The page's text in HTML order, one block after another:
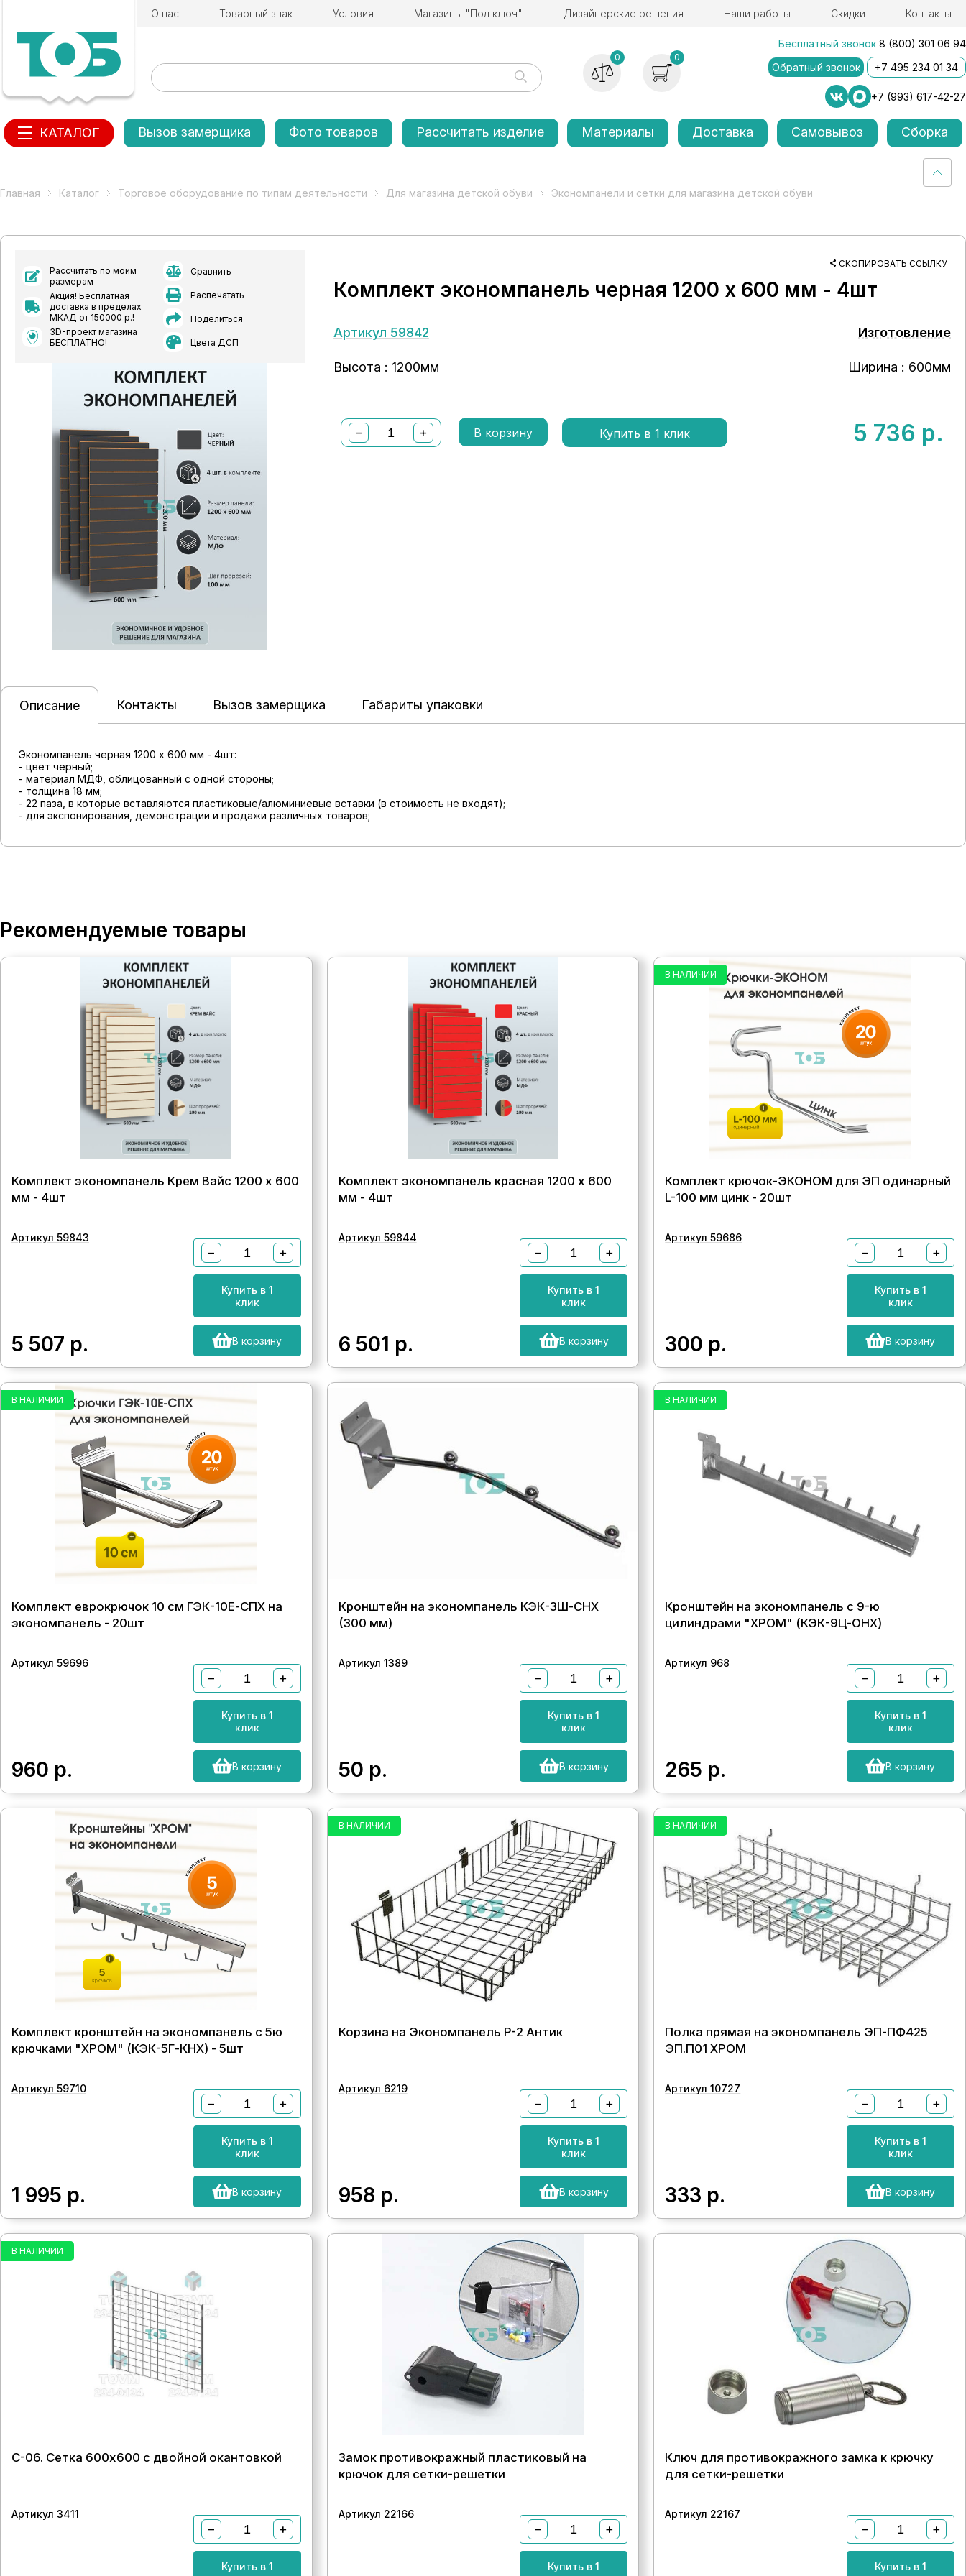
О нас Товарный знак Условия Магазины "Под ключ" Дизайнерские решения Наши работы Скидки Контакты
0 0
Бесплатный звонок 8 (800) 301 06 94
Обратный звонок
+7 495 234 01 34
+7 (993) 617-42-27
КАТАЛОГ Вызов замерщика Фото товаров Рассчитать изделие Материалы Доставка Самовывоз Сборка
Главная Каталог Торговое оборудование по типам деятельности Для магазина детской обуви Экономпанели и сетки для магазина детской обуви
Рассчитать по моим
размерам
Акция! Бесплатная
доставка в пределах
МКАД от 150000 р.!
3D-проект магазина
БЕСПЛАТНО!
Сравнить
Распечатать
Поделиться
Цвета ДСП
СКОПИРОВАТЬ ССЫЛКУ
Комплект экономпанель черная 1200 х 600 мм - 4шт
Артикул 59842 Изготовление
Высота : 1200мм Ширина : 600мм
5 736 р.
− + В корзину Купить в 1 клик
Описание Контакты Вызов замерщика Габариты упаковки
Экономпанель черная 1200 x 600 мм - 4шт:
- цвет черный;
- материал МДФ, облицованный с одной стороны;
- толщина 18 мм;
- 22 паза, в которые вставляются пластиковые/алюминиевые вставки (в стоимость не входят);
- для экспонирования, демонстрации и продажи различных товаров;
Рекомендуемые товары
Комплект экономпанель Крем Вайс 1200 х 600
мм - 4шт
Артикул 59843
5 507 р.
− +
Купить в 1
клик
В корзину
Комплект экономпанель красная 1200 х 600
мм - 4шт
Артикул 59844
6 501 р.
− +
Купить в 1
клик
В корзину
В НАЛИЧИИ
Комплект крючок-ЭКОНОМ для ЭП одинарный
L-100 мм цинк - 20шт
Артикул 59686
300 р.
− +
Купить в 1
клик
В корзину
В НАЛИЧИИ
Комплект еврокрючок 10 см ГЭК-10Е-СПХ на
экономпанель - 20шт
Артикул 59696
960 р.
− +
Купить в 1
клик
В корзину
Кронштейн на экономпанель КЭК-3Ш-СНХ
(300 мм)
Артикул 1389
50 р.
− +
Купить в 1
клик
В корзину
В НАЛИЧИИ
Кронштейн на экономпанель с 9-ю
цилиндрами "ХРОМ" (КЭК-9Ц-ОНХ)
Артикул 968
265 р.
− +
Купить в 1
клик
В корзину
Комплект кронштейн на экономпанель с 5ю
крючками "ХРОМ" (КЭК-5Г-КНХ) - 5шт
Артикул 59710
1 995 р.
− +
Купить в 1
клик
В корзину
В НАЛИЧИИ
Корзина на Экономпанель P-2 Антик
Артикул 6219
958 р.
− +
Купить в 1
клик
В корзину
В НАЛИЧИИ
Полка прямая на экономпанель ЭП-ПФ425
ЭП.П01 ХРОМ
Артикул 10727
333 р.
− +
Купить в 1
клик
В корзину
В НАЛИЧИИ
С-06. Сетка 600х600 с двойной окантовкой
Артикул 3411
− +
Купить в 1
Замок противокражный пластиковый на
крючок для сетки-решетки
Артикул 22166
− +
Купить в 1
Ключ для противокражного замка к крючку
для сетки-решетки
Артикул 22167
− +
Купить в 1